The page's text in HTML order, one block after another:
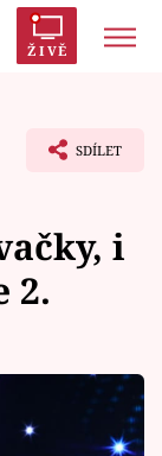
ŽIVĚ
SDÍLET
i
2.